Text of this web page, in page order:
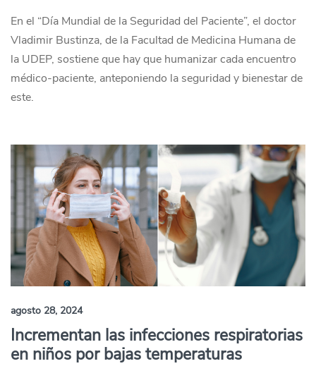
En el “Día Mundial de la Seguridad del Paciente”, el doctor
Vladimir Bustinza, de la Facultad de Medicina Humana de
la UDEP, sostiene que hay que humanizar cada encuentro
médico-paciente, anteponiendo la seguridad y bienestar de
este.
agosto 28, 2024
Incrementan las infecciones respiratorias
en niños por bajas temperaturas